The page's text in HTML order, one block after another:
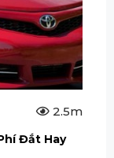
2.5m
Đắt Hay